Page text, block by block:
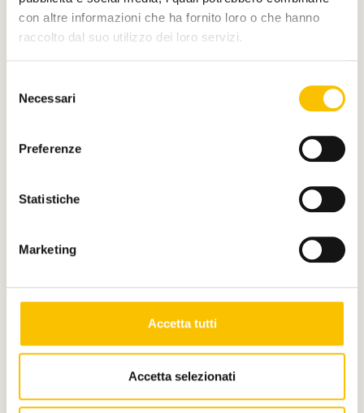
con altre informazioni che ha fornito loro o che hanno
raccolto dal suo utilizzo dei loro servizi.
delNecessari
Preferenze
Statistiche
Marketing
Accetta tutti
Accetta selezionati
Puoi candidarti per partecipare al progetto
Luci sui Festival.
Vuoi lavorare nel settore
editoriale?